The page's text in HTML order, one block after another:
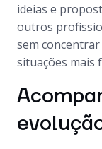
ideias e
outros
sem concentrar
situações mais